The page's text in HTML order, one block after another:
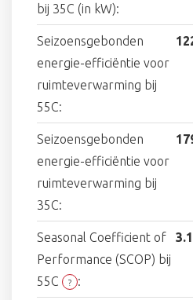
bij 35C (in kW):
Seizoensgebonden
energie-efficiëntie voor
ruimteverwarming bij
55C:
Seizoensgebonden
energie-efficiëntie voor
ruimteverwarming bij
35C:
Seasonal Coefficient of
Performance (SCOP) bij
55C
? :
3.1